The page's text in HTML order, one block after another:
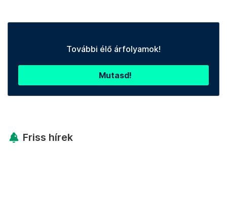
További élő árfolyamok!
Mutasd!
Friss hírek